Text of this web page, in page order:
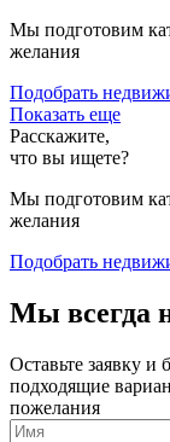
Мы подготовим
желания
Подобрать
Показать еще
Расскажите,
что вы ищете?
Мы подготовим
желания
Подобрать
Мы всегда
Оставьте заявку и
подходящие
пожелания